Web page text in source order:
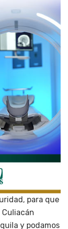
para que
y podamos